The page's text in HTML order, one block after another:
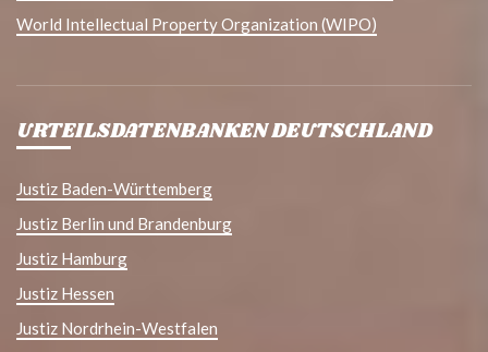
World Intellectual Property Organization (WIPO)
URTEILSDATENBANKEN DEUTSCHLAND
Justiz Baden-Württemberg
Justiz Berlin und Brandenburg
Justiz Hamburg
Justiz Hessen
Justiz Nordrhein-Westfalen